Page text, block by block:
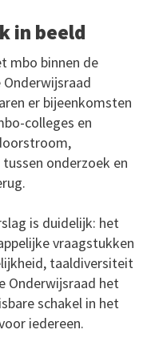
in beeld
mbo binnen de
er bijeenkomsten
colleges en
onderzoek en
is duidelijk: het
vraagstukken
taaldiversiteit
Onderwijsraad het
schakel in het
iedereen.